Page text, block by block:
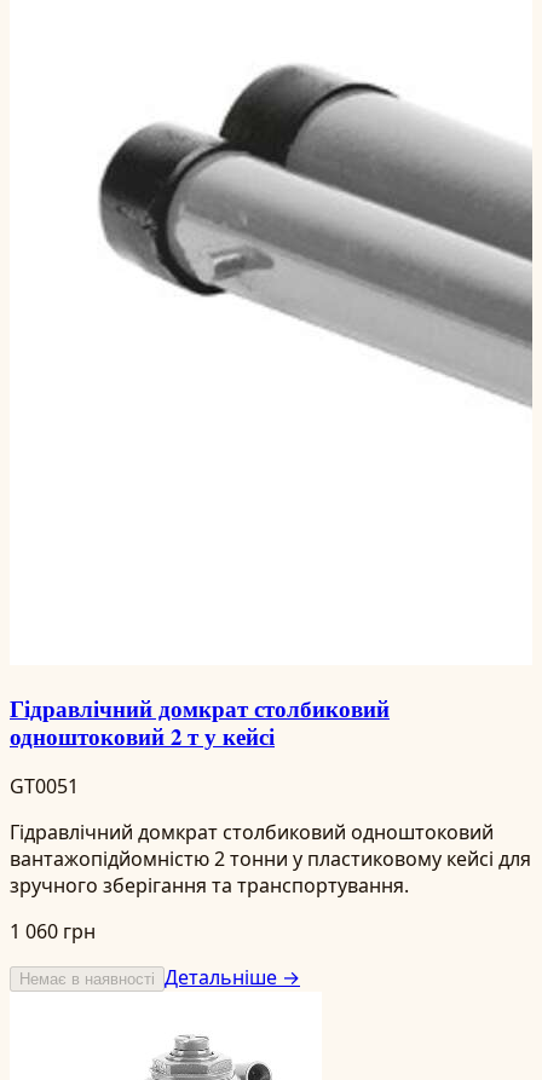
Гідравлічний домкрат столбиковий
одноштоковий 2 т у кейсі
GT0051
Гідравлічний домкрат столбиковий одноштоковий
вантажопідйомністю 2 тонни у пластиковому кейсі для
зручного зберігання та транспортування.
1 060 грн
Немає в наявності Детальніше →